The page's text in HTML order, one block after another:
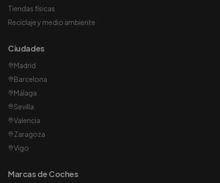
Tiendas físicas
Reciclaje y medio ambiente
Ciudades
Madrid
Barcelona
Málaga
Sevilla
Valencia
Zaragoza
Vigo
Marcas de Coches